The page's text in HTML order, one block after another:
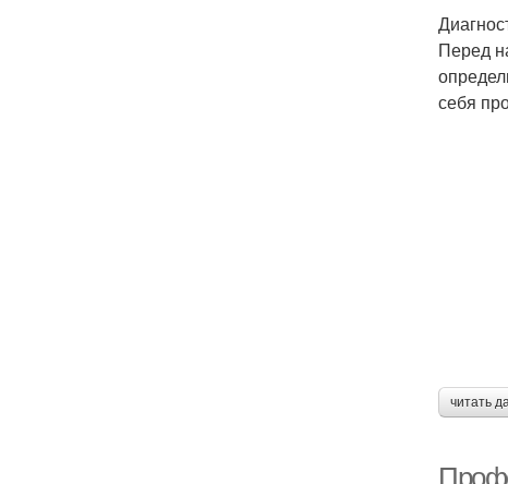
Перед
себя
читать